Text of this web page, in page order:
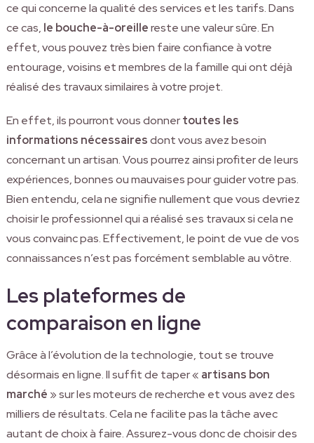
ce qui concerne la qualité des services et les tarifs. Dans
ce cas, le bouche-à-oreillereste une valeur sûre. En
effet, vous pouvez très bien faire confiance à votre
entourage, voisins et membres de la famille qui ont déjà
réalisé des travaux similaires à votre projet.
En effet, ils pourront vous donnertoutes les
informations nécessairesdont vous avez besoin
concernant un artisan. Vous pourrez ainsi profiter de leurs
expériences, bonnes ou mauvaises pour guider votre pas.
Bien entendu, cela ne signifie nullement que vous devriez
choisir le professionnel qui a réalisé ses travaux si cela ne
vous convainc pas. Effectivement, le point de vue de vos
connaissances n’est pas forcément semblable au vôtre.
Les plateformes de
comparaison en ligne
Grâce à l’évolution de la technologie, tout se trouve
désormais en ligne. Il suffit de taper « artisans bon
marché » sur les moteurs de recherche et vous avez des
milliers de résultats. Cela ne facilite pas la tâche avec
autant de choix à faire. Assurez-vous donc de choisir des